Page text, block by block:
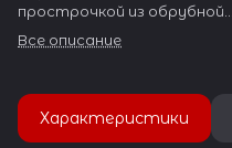
прострочкой из обрубной
для массивных часов.
стальная пряжка с широким
язычком.
Пряжка полированная, с
Все описание
Характеристики